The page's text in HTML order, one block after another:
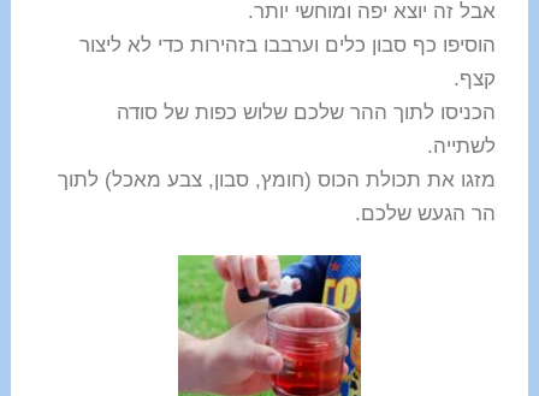
אבל זה יוצא יפה ומוחשי יותר.
הוסיפו כף סבון כלים וערבבו בזהירות כדי לא ליצור
קצף.
הכניסו לתוך ההר שלכם שלוש כפות של סודה
לשתייה.
מזגו את תכולת הכוס (חומץ, סבון, צבע מאכל) לתוך
הר הגעש שלכם.